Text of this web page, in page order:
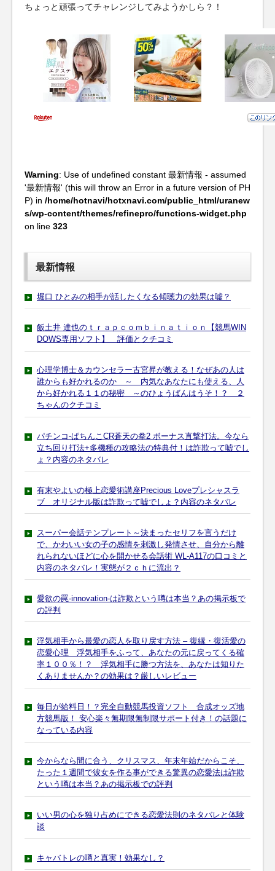
ちょっと頑張ってチャレンジしてみようかしら？！
Warning: Use of undefined constant 最新情報 - assumed
'最新情報' (this will throw an Error in a future version of PH
P) in /home/hotnavi/hotxnavi.com/public_html/uranew
s/wp-content/themes/refinepro/functions-widget.php
on line 323
最新情報
堀口 ひとみの相手が話したくなる傾聴力の効果は嘘？
飯土井 達也のｔｒａｐｃｏｍｂｉｎａｔｉｏｎ【競馬WIN
DOWS専用ソフト】 評価とクチコミ
心理学博士＆カウンセラー古宮昇が教える！なぜあの人は
誰からも好かれるのか ～ 内気なあなたにも使える、人
から好かれる１１の秘密 ～のひょうばんはうそ！？ ２
ちゃんのクチコミ
パチンコ-ぱちんこCR蒼天の拳2 ボーナス直撃打法。今なら
立ち回り打法+多機種の攻略法の特典付！は詐欺って嘘でし
ょ？内容のネタバレ
有末やよいの極上恋愛術講座Precious Loveプレシャスラ
ブ オリジナル版は詐欺って嘘でしょ？内容のネタバレ
スーパー会話テンプレート～決まったセリフを言うだけ
で、かわいい女の子の感情を刺激し発情させ、自分から離
れられないほどに心を開かせる会話術 WL-A117の口コミと
内容のネタバレ！実態が２ｃｈに流出？
愛欲の罠-innovation-は詐欺という噂は本当？あの掲示板で
の評判
浮気相手から最愛の恋人を取り戻す方法 – 復縁・復活愛の
恋愛心理 浮気相手をふって、あなたの元に戻ってくる確
率１００％！？ 浮気相手に勝つ方法を、あなたは知りた
くありませんか？の効果は？厳しいレビュー
毎日が給料日！？完全自動競馬投資ソフト 合成オッズ地
方競馬版！ 安心楽々無期限無制限サポート付き！の話題に
なっている内容
今からなら間に合う、クリスマス、年末年始だからこそ、
たった１週間で彼女を作る事ができる驚異の恋愛法は詐欺
という噂は本当？あの掲示板での評判
いい男の心を独り占めにできる恋愛法則のネタバレと体験
談
キャバトレの噂と真実！効果なし？